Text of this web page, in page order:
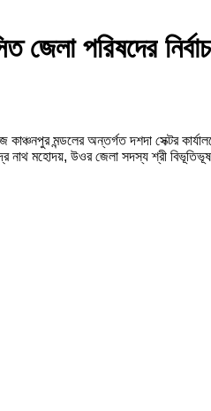
পরিষদের
কাঞ্চনপুর মন্ডলের অন্তর্গত দশদা সেক্টর
নাথ মহোদয়, উওর জেলা সদস্য শ্রী